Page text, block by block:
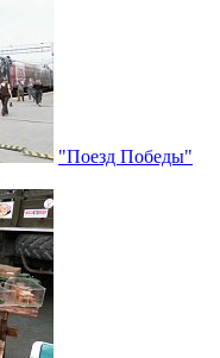
"Поезд Победы"